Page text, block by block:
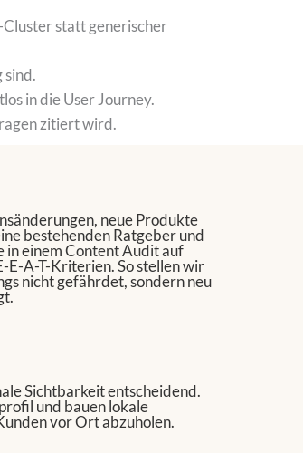
statt generischer
sind.
in die User Journey.
zitiert wird.
neue Produkte
bestehenden Ratgeber und
in einemContent Auditauf
A-T-Kriterien. So stellen wir
nicht gefährdet, sondern neu
Sichtbarkeit entscheidend.
und bauen lokale
vor Ort abzuholen.